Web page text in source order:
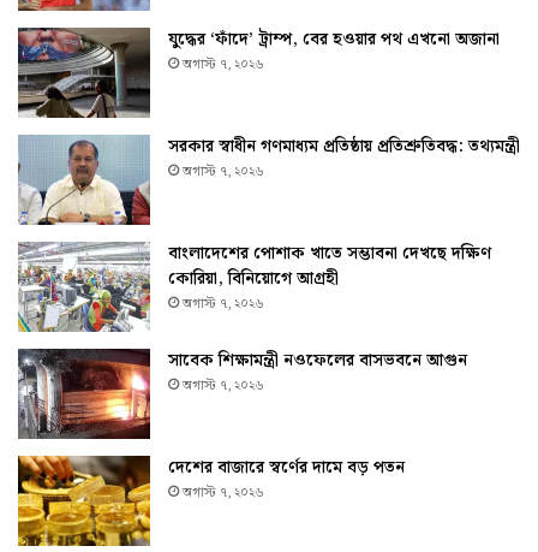
যুদ্ধের ‘ফাঁদে’ ট্রাম্প, বের হওয়ার পথ এখনো অজানা
অগাস্ট ৭, ২০২৬
সরকার স্বাধীন গণমাধ্যম প্রতিষ্ঠায় প্রতিশ্রুতিবদ্ধ: তথ্যমন্ত্রী
অগাস্ট ৭, ২০২৬
বাংলাদেশের পোশাক খাতে সম্ভাবনা দেখছে দক্ষিণ
কোরিয়া, বিনিয়োগে আগ্রহী
অগাস্ট ৭, ২০২৬
সাবেক শিক্ষামন্ত্রী নওফেলের বাসভবনে আগুন
অগাস্ট ৭, ২০২৬
দেশের বাজারে স্বর্ণের দামে বড় পতন
অগাস্ট ৭, ২০২৬